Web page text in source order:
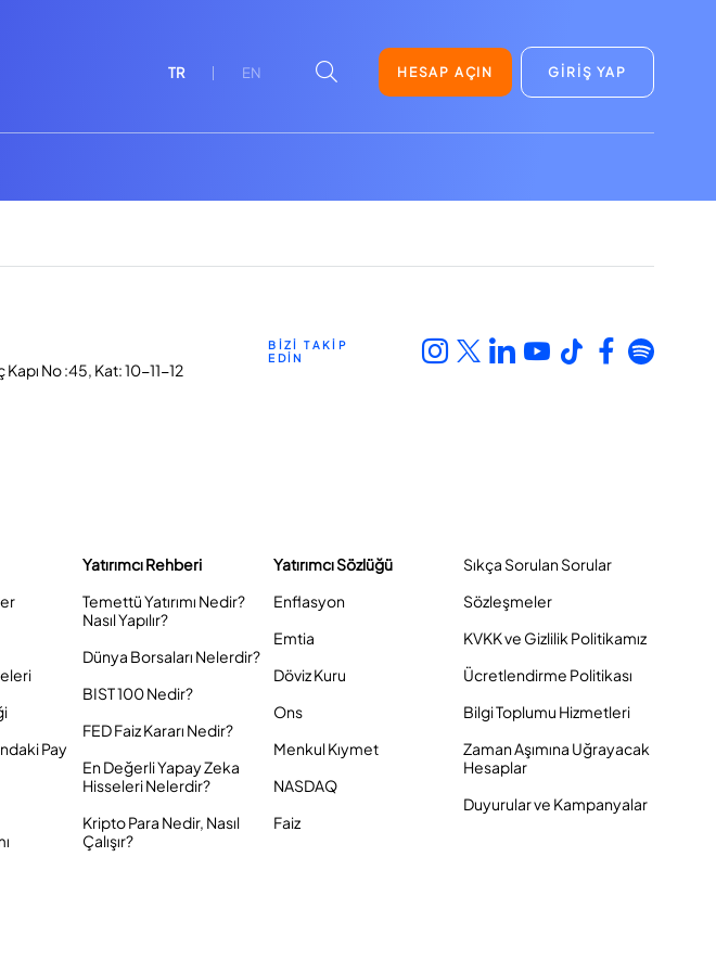
TR EN HESAP AÇIN GİRİŞ YAP
No :45, Kat: 10-11-12
BİZİ TAKİP
EDİN
Pay
Yatırımcı Rehberi
Temettü Yatırımı Nedir?
Nasıl Yapılır?
Dünya Borsaları Nelerdir?
BIST 100 Nedir?
FED Faiz Kararı Nedir?
En Değerli Yapay Zeka
Hisseleri Nelerdir?
Kripto Para Nedir, Nasıl
Çalışır?
Yatırımcı Sözlüğü
Enflasyon
Emtia
Döviz Kuru
Ons
Menkul Kıymet
NASDAQ
Faiz
Sıkça Sorulan Sorular
Sözleşmeler
KVKK ve Gizlilik Politikamız
Ücretlendirme Politikası
Bilgi Toplumu Hizmetleri
Zaman Aşımına Uğrayacak
Hesaplar
Duyurular ve Kampanyalar